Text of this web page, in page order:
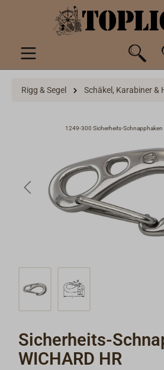
springen
Rigg & Segel Schäkel, Karabiner &
1249-300 Sicherheits-Schnapphaken
Sicherheits-
WICHARD HR